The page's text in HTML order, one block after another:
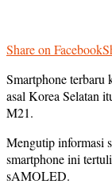
Share on Facebook
Smartphone
asal Korea Selatan
M21.
Mengutip informasi
smartphone ini
sAMOLED.